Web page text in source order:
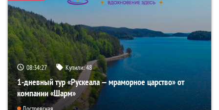
08:34:26 Купили:48
1-дневный тур «Рускеала — мраморное царство» от
компании «Шарм»